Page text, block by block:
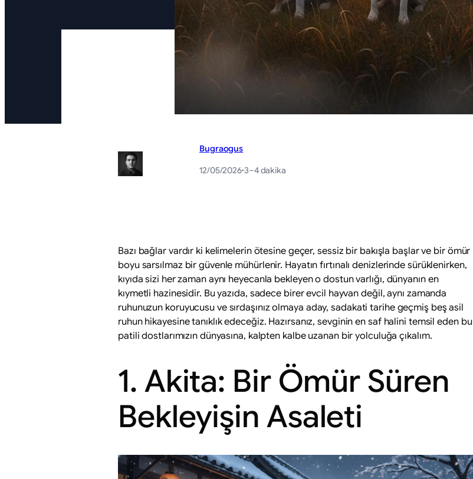
Bugraogus
12/05/2026·3–4 dakika
Bazı bağlar vardır ki kelimelerin ötesine geçer, sessiz bir bakışla başlar ve bir ömür
boyu sarsılmaz bir güvenle mühürlenir. Hayatın fırtınalı denizlerinde sürüklenirken,
kıyıda sizi her zaman aynı heyecanla bekleyen o dostun varlığı, dünyanın en
kıymetli hazinesidir. Bu yazıda, sadece birer evcil hayvan değil, aynı zamanda
ruhunuzun koruyucusu ve sırdaşınız olmaya aday, sadakati tarihe geçmiş beş asil
ruhun hikayesine tanıklık edeceğiz. Hazırsanız, sevginin en saf halini temsil eden bu
patili dostlarımızın dünyasına, kalpten kalbe uzanan bir yolculuğa çıkalım.
1. Akita: Bir Ömür Süren
Bekleyişin Asaleti